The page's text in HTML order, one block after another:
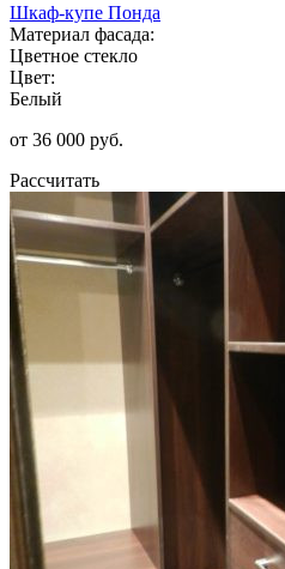
Шкаф-купе Понда
Материал фасада:
Цветное стекло
Цвет:
Белый
от 36 000 руб.
Рассчитать